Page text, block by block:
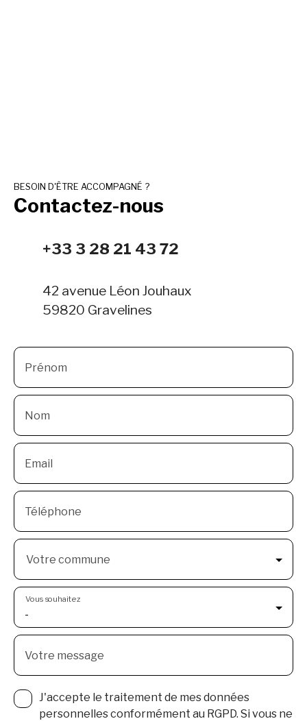
BESOIN D'ÊTRE ACCOMPAGNÉ ?
Contactez-nous
+33 3 28 21 43 72
42 avenue Léon Jouhaux
59820 Gravelines
Prénom
Nom
Email
Téléphone
Votre commune
-
Vous souhaitez
Votre message
J'accepte le traitement de mes données
personnelles conformément au RGPD. Si vous ne